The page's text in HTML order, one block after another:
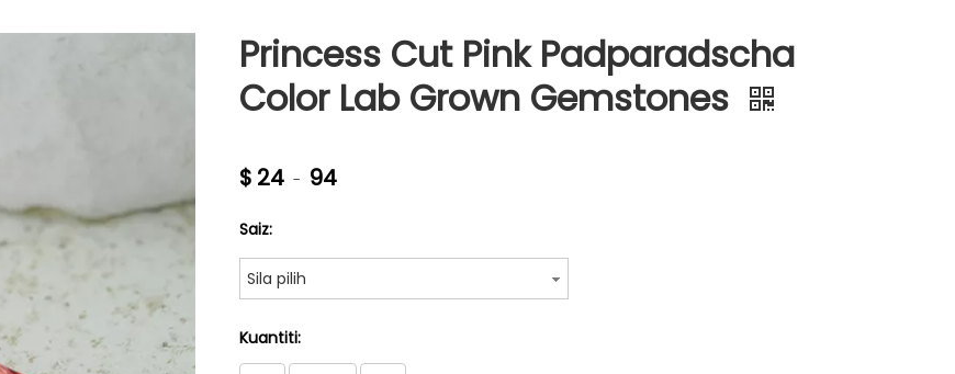
Princess Cut Pink Padparadscha
Color Lab Grown Gemstones
$ 24 - 94
Saiz:
Sila pilih
Kuantiti: